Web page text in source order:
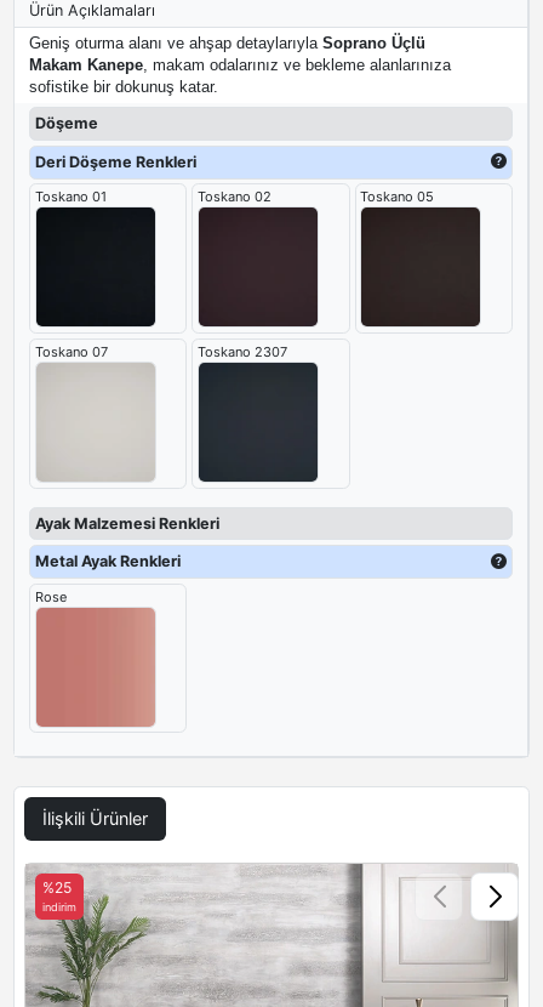
Ürün Açıklamaları
Geniş oturma alanı ve ahşap detaylarıyla Soprano Üçlü
Makam Kanepe, makam odalarınız ve bekleme alanlarınıza
sofistike bir dokunuş katar.
Döşeme
Deri Döşeme Renkleri
Toskano 01 Toskano 02 Toskano 05
Toskano 07 Toskano 2307
Ayak Malzemesi Renkleri
Metal Ayak Renkleri
Rose
İlişkili Ürünler
%25
indirim